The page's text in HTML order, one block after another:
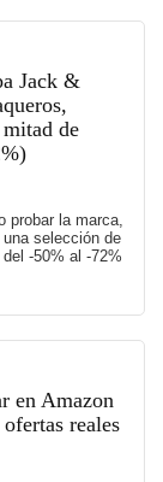
Jack &
de
probar la marca,
selección de
-50% al -72%
en Amazon
reales